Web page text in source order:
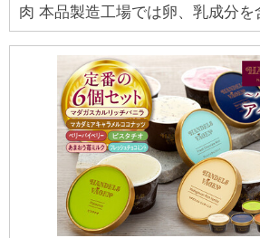
肉 本品製造工場では卵、乳成分
ています。 ※ 表示内容に関しては各事業者の指定に
基づき掲載しており、一切の内容
はございません。 ※ご不明の点が
者まで直接お問い合わせ下さい。